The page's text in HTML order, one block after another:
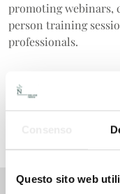
Questo sito web
promoting webinars,
person training
professionals.
(There are